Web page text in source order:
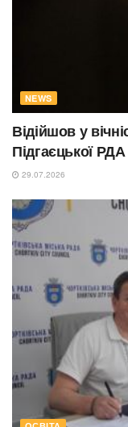
NEWS
Відійшов у
Підгаєцької
29.07.2026